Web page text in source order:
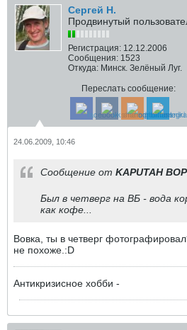
Сергей Н.
Продвинутый
Регистрация: 12.12.2006
Сообщения: 1523
Откуда: Минск. Зелёный Луг.
Переслать сообщение:
24.06.2009, 10:46
Сообщение от KAPUTAH
Был в четверг на ВБ - вода
как кофе...
Вовка, ты в четверг
не похоже.:D
Антикризисное хобби -